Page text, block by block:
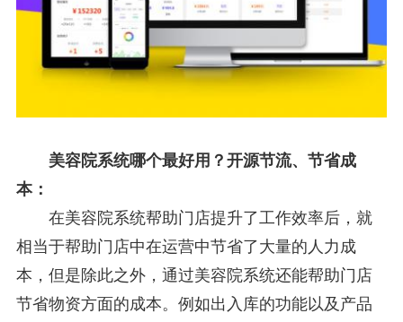
美容院系统哪个最好用？开源节流、节省成
本：
在美容院系统帮助门店提升了工作效率后，就
相当于帮助门店中在运营中节省了大量的人力成
本，但是除此之外，通过美容院系统还能帮助门店
节省物资方面的成本。例如出入库的功能以及产品